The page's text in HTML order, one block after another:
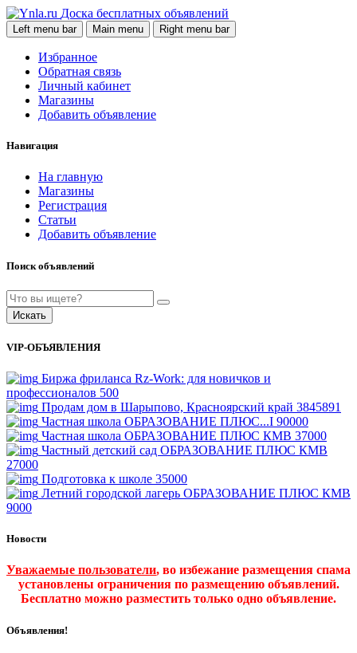
Доска бесплатных объявлений
Left menu bar Main menu Right menu bar
Избранное
Обратная связь
Личный кабинет
Магазины
Добавить объявление
Навигация
На главную
Магазины
Регистрация
Статьи
Добавить объявление
Поиск объявлений
Искать
VIP-ОБЪЯВЛЕНИЯ
Биржа фриланса Rz-Work: для новичков и
профессионалов 500
Продам дом в Шарыпово, Красноярский край 3845891
Частная школа ОБРАЗОВАНИЕ ПЛЮС...I 90000
Частная школа ОБРАЗОВАНИЕ ПЛЮС КМВ 37000
Частный детский сад ОБРАЗОВАНИЕ ПЛЮС КМВ
27000
Подготовка к школе 35000
Летний городской лагерь ОБРАЗОВАНИЕ ПЛЮС КМВ
9000
Новости
Уважаемые пользователи, во избежание размещения спама
установлены ограничения по размещению объявлений.
Бесплатно можно разместить только одно объявление.
Объявления!